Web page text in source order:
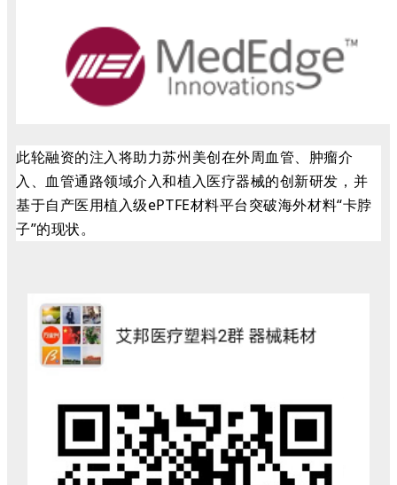
此轮融资的注入将助力苏州美创在外周血管、肿瘤介
入、血管通路领域介入和植入医疗器械的创新研发，并
基于自产医用植入级ePTFE材料平台突破海外材料“卡脖
子”的现状。